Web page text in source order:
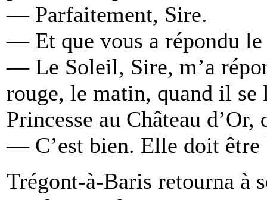
— Parfaitement, Sire.
— Et que vous a répondu
— Le Soleil, Sire, m’a
rouge, le matin, quand il se
Princesse au Château
— C’est bien. Elle doit être
Trégont-à-Baris retourna à